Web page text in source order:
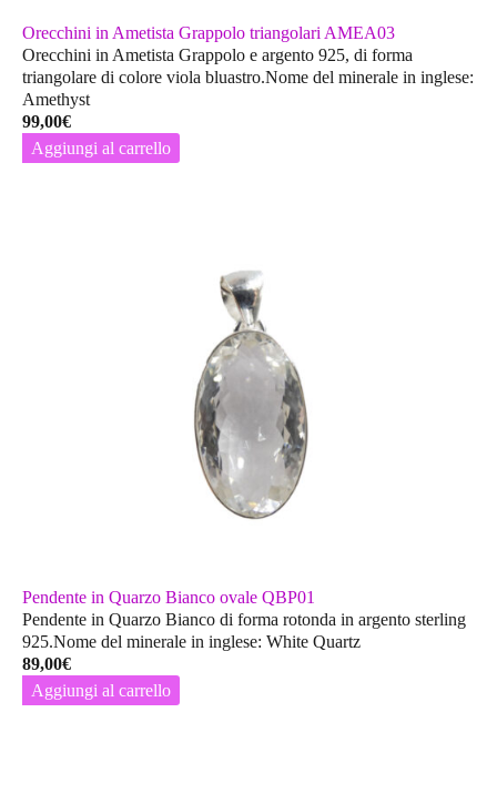
Orecchini in Ametista Grappolo triangolari AMEA03
Orecchini in Ametista Grappolo e argento 925, di forma
triangolare di colore viola bluastro.Nome del minerale in inglese:
Amethyst
99,00€
Aggiungi al carrello
Pendente in Quarzo Bianco ovale QBP01
Pendente in Quarzo Bianco di forma rotonda in argento sterling
925.Nome del minerale in inglese: White Quartz
89,00€
Aggiungi al carrello